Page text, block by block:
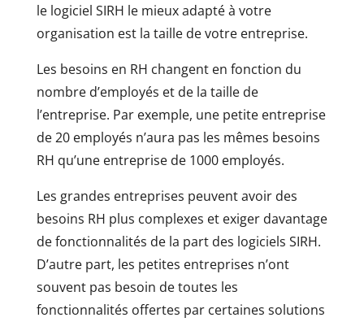
le logiciel SIRH le mieux adapté à votre
organisation est la taille de votre entreprise.
Les besoins en RH changent en fonction du
nombre d’employés et de la taille de
l’entreprise. Par exemple, une petite entreprise
de 20 employés n’aura pas les mêmes besoins
RH qu’une entreprise de 1000 employés.
Les grandes entreprises peuvent avoir des
besoins RH plus complexes et exiger davantage
de fonctionnalités de la part des logiciels SIRH.
D’autre part, les petites entreprises n’ont
souvent pas besoin de toutes les
fonctionnalités offertes par certaines solutions